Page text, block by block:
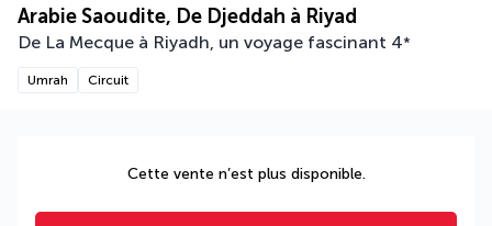
Arabie Saoudite, De Djeddah à Riyad
De La Mecque à Riyadh, un voyage fascinant 4*
Umrah Circuit
Cette vente n’est plus disponible.